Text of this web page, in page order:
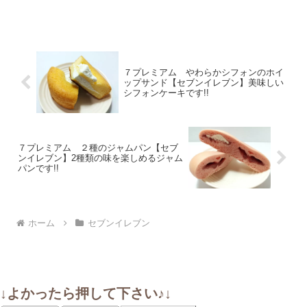
７プレミアム やわらかシフォンのホイ
ップサンド【セブンイレブン】美味しい
シフォンケーキです!!
７プレミアム ２種のジャムパン【セブ
ンイレブン】2種類の味を楽しめるジャム
パンです!!
ホーム セブンイレブン
↓よかったら押して下さい♪↓